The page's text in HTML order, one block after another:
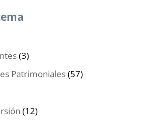
(3)
Patrimoniales(57)
(12)